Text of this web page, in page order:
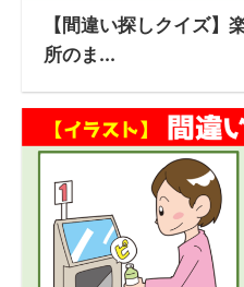
【間違い探しクイズ】
所のま...